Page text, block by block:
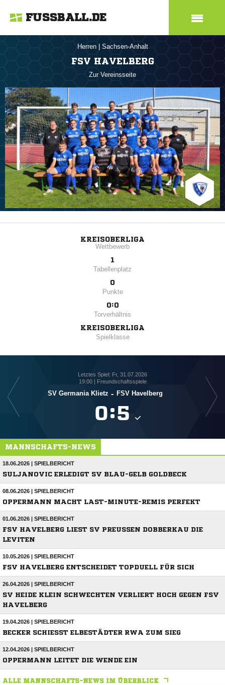
FUSSBALL.DE
Herren Sachsen-Anhalt
FSV HAVELBERG
Zur Vereinsseite
KREISOBERLIGA
Wettbewerb
1
Tabellenplatz
0
Punkte
0:0
Torverhältnis
KREISOBERLIGA
Spielklasse
Letztes Spiel: Fr, 31.07.2026
19:00 | Freundschaftsspiele
SV Germania Klietz - FSV Havelberg
:
MANNSCHAFTS-NEWS
18.06.2026 | SPIELBERICHT
SULJANOVIC ERLEDIGT SV BLAU-GELB GOLDBECK
08.06.2026 | SPIELBERICHT
OPPERMANN MACHT LAST-MINUTE-REMIS PERFEKT
01.06.2026 | SPIELBERICHT
FSV HAVELBERG LIEST SV PREUSSEN DOBBERKAU DIE L
EVITEN
10.05.2026 | SPIELBERICHT
FSV HAVELBERG ENTSCHEIDET TOPDUELL FÜR SICH
26.04.2026 | SPIELBERICHT
SV HEIDE KLEIN SCHWECHTEN VERLIERT HOCH GEGEN FSV
HAVELBERG
19.04.2026 | SPIELBERICHT
BECKER SCHIESST ELBESTÄDTER RWA ZUM SIEG
12.04.2026 | SPIELBERICHT
OPPERMANN LEITET DIE WENDE EIN
ALLE MANNSCHAFTS-NEWS IM ÜBERBLICK